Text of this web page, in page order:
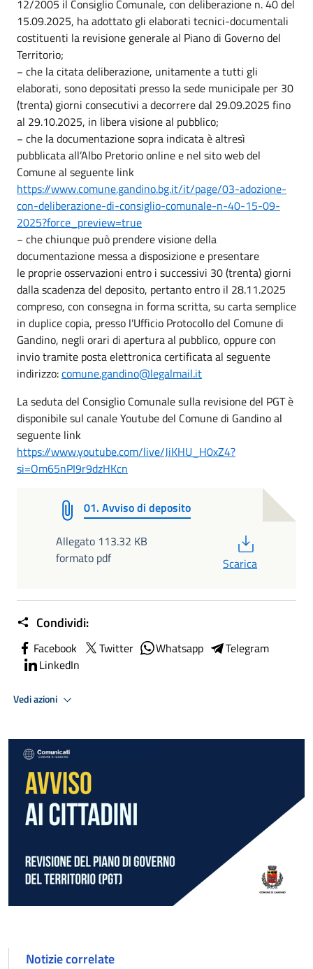
12/2005 il Consiglio Comunale, con deliberazione n. 40 del
15.09.2025, ha adottato gli elaborati tecnici-documentali
costituenti la revisione generale al Piano di Governo del
Territorio;
− che la citata deliberazione, unitamente a tutti gli
elaborati, sono depositati presso la sede municipale per 30
(trenta) giorni consecutivi a decorrere dal 29.09.2025 fino
al 29.10.2025, in libera visione al pubblico;
− che la documentazione sopra indicata è altresì
pubblicata all’Albo Pretorio online e nel sito web del
Comune al seguente link
https://www.comune.gandino.bg.it/it/page/03-adozione-
con-deliberazione-di-consiglio-comunale-n-40-15-09-
2025?force_preview=true
− che chiunque può prendere visione della
documentazione messa a disposizione e presentare
le proprie osservazioni entro i successivi 30 (trenta) giorni
dalla scadenza del deposito, pertanto entro il 28.11.2025
compreso, con consegna in forma scritta, su carta semplice
in duplice copia, presso l’Ufficio Protocollo del Comune di
Gandino, negli orari di apertura al pubblico, oppure con
invio tramite posta elettronica certificata al seguente
indirizzo:comune.gandino@legalmail.it
La seduta del Consiglio Comunale sulla revisione del PGT è
disponibile sul canale Youtube del Comune di Gandino al
seguente link
https://www.youtube.com/live/JiKHU_H0xZ4?
si=Om65nPI9r9dzHKcn
01. Avviso di deposito
Allegato 113.32 KB
formato pdf
Scarica
Condividi:
Facebook Twitter Whatsapp
Telegram
LinkedIn
Vedi azioni
Notizie correlate